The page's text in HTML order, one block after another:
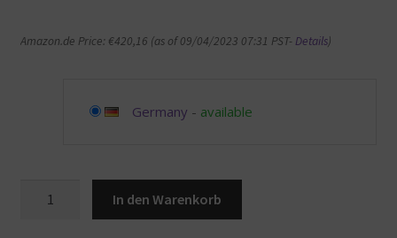
Amazon.de Price: €420,16 (as of 09/04/2023 07:31 PST- Details)
Germany - available
In den Warenkorb